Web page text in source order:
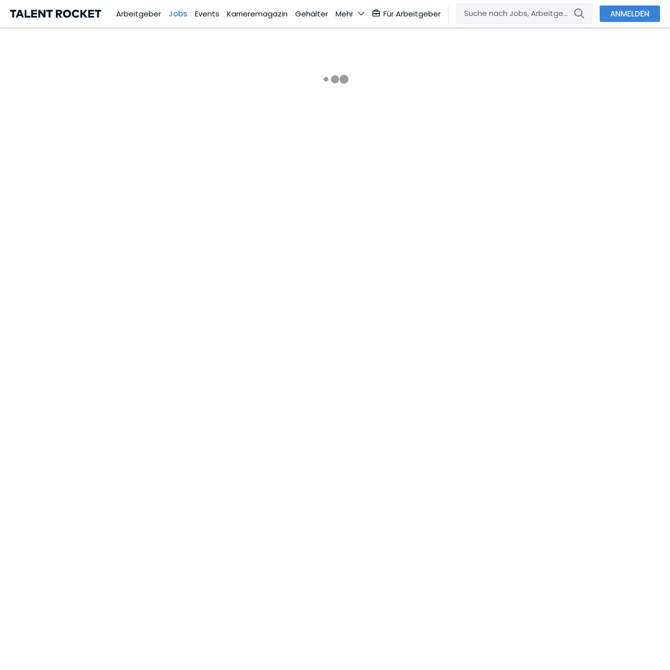
Arbeitgeber Jobs Events Karrieremagazin Gehälter Mehr Für Arbeitgeber ANMELDEN